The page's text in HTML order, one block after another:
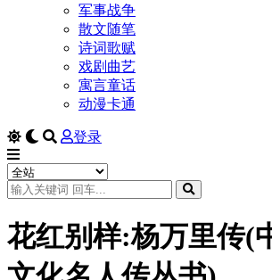
军事战争
散文随笔
诗词歌赋
戏剧曲艺
寓言童话
动漫卡通
登录
花红别样:杨万里传(